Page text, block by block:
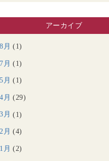
アーカイブ
月 (1)
月 (1)
月 (1)
月 (29)
月 (1)
月 (4)
月 (2)